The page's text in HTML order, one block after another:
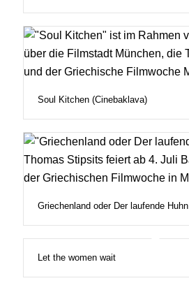
Soul Kitchen (Cinebaklava)
Griechenland oder Der laufende Huhn
Let the women wait